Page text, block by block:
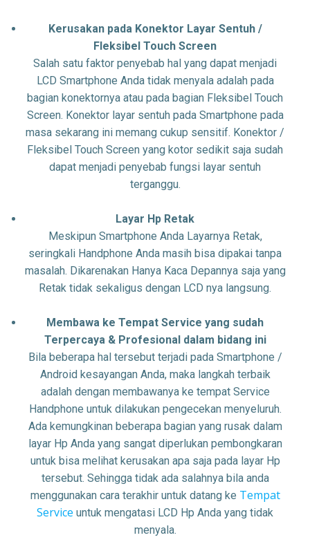
Kerusakan pada Konektor Layar Sentuh /
Fleksibel Touch Screen
Salah satu faktor penyebab hal yang dapat menjadi
LCD Smartphone Anda tidak menyala adalah pada
bagian konektornya atau pada bagian Fleksibel Touch
Screen. Konektor layar sentuh pada Smartphone pada
masa sekarang ini memang cukup sensitif. Konektor /
Fleksibel Touch Screen yang kotor sedikit saja sudah
dapat menjadi penyebab fungsi layar sentuh
terganggu.
Layar Hp Retak
Meskipun Smartphone Anda Layarnya Retak,
seringkali Handphone Anda masih bisa dipakai tanpa
masalah. Dikarenakan Hanya Kaca Depannya saja yang
Retak tidak sekaligus dengan LCD nya langsung.
Membawa ke Tempat Service yang sudah
Terpercaya & Profesional dalam bidang ini
Bila beberapa hal tersebut terjadi pada Smartphone /
Android kesayangan Anda, maka langkah terbaik
adalah dengan membawanya ke tempat Service
Handphone untuk dilakukan pengecekan menyeluruh.
Ada kemungkinan beberapa bagian yang rusak dalam
layar Hp Anda yang sangat diperlukan pembongkaran
untuk bisa melihat kerusakan apa saja pada layar Hp
tersebut. Sehingga tidak ada salahnya bila anda
menggunakan cara terakhir untuk datang ke Tempat
Service untuk mengatasi LCD Hp Anda yang tidak
menyala.